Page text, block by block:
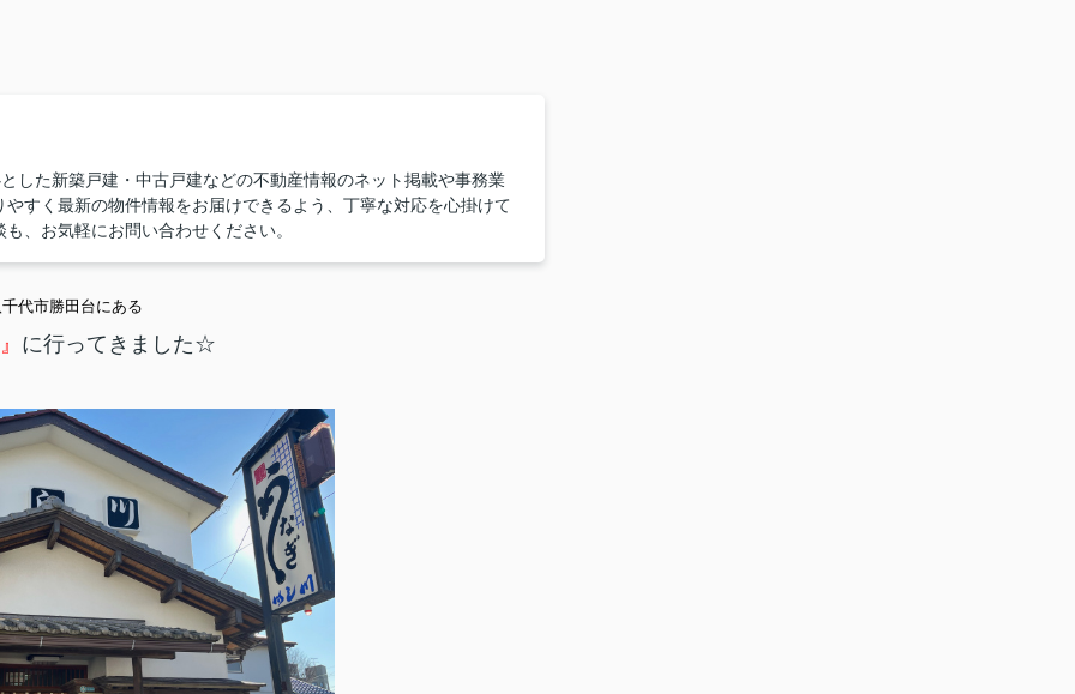
した新築戸建・中古戸建などの不動産情報のネット掲載や事務業
すく最新の物件情報をお届けできるよう、丁寧な対応を心掛けて
、お気軽にお問い合わせください。
代市勝田台にある
に行ってきました☆